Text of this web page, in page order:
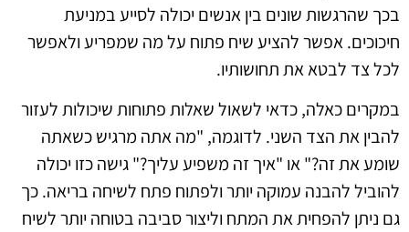
בכך שהרגשות שונים בין אנשים יכולה לסייע במניעת
חיכוכים. אפשר להציע שיח פתוח על מה שמפריע ולאפשר
לכל צד לבטא את תחושותיו.
במקרים כאלה, כדאי לשאול שאלות פתוחות שיכולות לעזור
להבין את הצד השני. לדוגמה, "מה אתה מרגיש כשאתה
שומע את זה?" או "איך זה משפיע עליך?" גישה כזו יכולה
להוביל להבנה עמוקה יותר ולפתוח פתח לשיחה בריאה. כך
גם ניתן להפחית את המתח וליצור סביבה בטוחה יותר לשיח